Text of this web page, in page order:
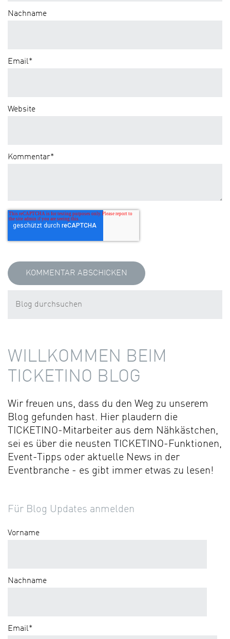
Nachname
Email*
Website
Kommentar*
WILLKOMMEN BEIM
TICKETINO BLOG
Wir freuen uns, dass du den Weg zu unserem
Blog gefunden hast. Hier plaudern die
TICKETINO-Mitarbeiter aus dem Nähkästchen,
sei es über die neusten TICKETINO-Funktionen,
Event-Tipps oder aktuelle News in der
Eventbranche - es gibt immer etwas zu lesen!
Für Blog Updates anmelden
Vorname
Nachname
Email*